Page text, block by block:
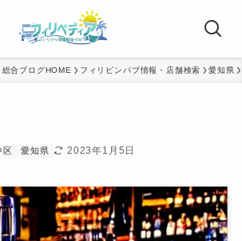
合ブログHOME フィリピンパブ情報・店舗検索 愛知県
区 愛知県 2023年1月5日